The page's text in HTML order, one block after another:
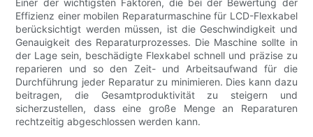
Effizienz einer mobilen Reparaturmaschine für LCD-Flexkabel
berücksichtigt werden müssen, ist die Geschwindigkeit und
Genauigkeit des Reparaturprozesses. Die Maschine sollte in
der Lage sein, beschädigte Flexkabel schnell und präzise zu
reparieren und so den Zeit- und Arbeitsaufwand für die
Durchführung jeder Reparatur zu minimieren. Dies kann dazu
beitragen, die Gesamtproduktivität zu steigern und
sicherzustellen, dass eine große Menge an Reparaturen
rechtzeitig abgeschlossen werden kann.